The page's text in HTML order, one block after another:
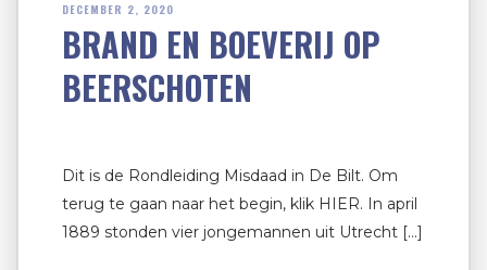
DECEMBER 2, 2020
BRAND EN BOEVERIJ OP
BEERSCHOTEN
Dit is de Rondleiding Misdaad in De Bilt. Om
terug te gaan naar het begin, klik HIER. In april
1889 stonden vier jongemannen uit Utrecht […]